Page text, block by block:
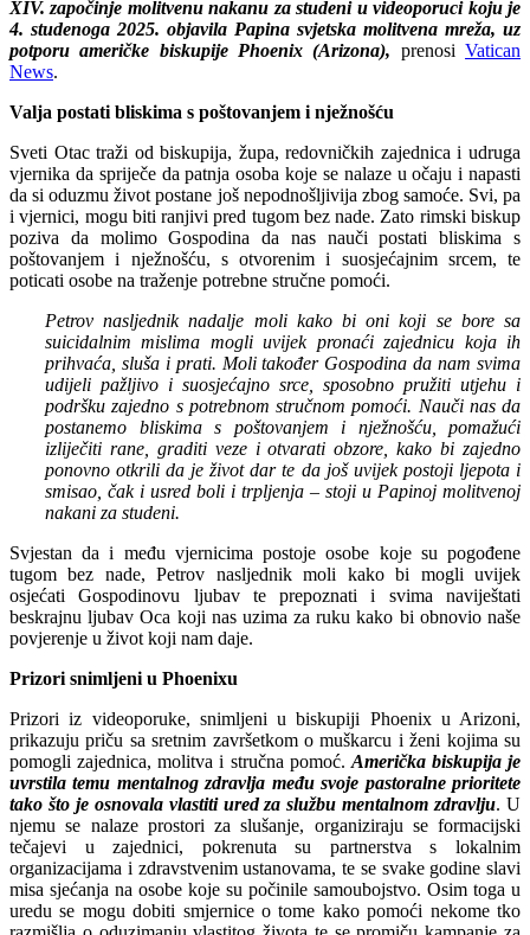
XIV. započinje molitvenu nakanu za studeni u videoporuci koju je
4. studenoga 2025. objavila Papina svjetska molitvena mreža, uz
potporu američke biskupije Phoenix (Arizona), prenosiVatican
News.
Valja postati bliskima s poštovanjem i nježnošću
Sveti Otac traži od biskupija, župa, redovničkih zajednica i udruga
vjernika da spriječe da patnja osoba koje se nalaze u očaju i napasti
da si oduzmu život postane još nepodnošljivija zbog samoće. Svi, pa
i vjernici, mogu biti ranjivi pred tugom bez nade. Zato rimski biskup
poziva da molimo Gospodina da nas nauči postati bliskima s
poštovanjem i nježnošću, s otvorenim i suosjećajnim srcem, te
poticati osobe na traženje potrebne stručne pomoći.
Petrov nasljednik nadalje moli kako bi oni koji se bore sa
suicidalnim mislima mogli uvijek pronaći zajednicu koja ih
prihvaća, sluša i prati. Moli također Gospodina da nam svima
udijeli pažljivo i suosjećajno srce, sposobno pružiti utjehu i
podršku zajedno s potrebnom stručnom pomoći. Nauči nas da
postanemo bliskima s poštovanjem i nježnošću, pomažući
izliječiti rane, graditi veze i otvarati obzore, kako bi zajedno
ponovno otkrili da je život dar te da još uvijek postoji ljepota i
smisao, čak i usred boli i trpljenja – stoji u Papinoj molitvenoj
nakani za studeni.
Svjestan da i među vjernicima postoje osobe koje su pogođene
tugom bez nade, Petrov nasljednik moli kako bi mogli uvijek
osjećati Gospodinovu ljubav te prepoznati i svima naviještati
beskrajnu ljubav Oca koji nas uzima za ruku kako bi obnovio naše
povjerenje u život koji nam daje.
Prizori snimljeni u Phoenixu
Prizori iz videoporuke, snimljeni u biskupiji Phoenix u Arizoni,
prikazuju priču sa sretnim završetkom o muškarcu i ženi kojima su
pomogli zajednica, molitva i stručna pomoć. Američka biskupija je
uvrstila temu mentalnog zdravlja među svoje pastoralne prioritete
tako što je osnovala vlastiti ured za službu mentalnom zdravlju. U
njemu se nalaze prostori za slušanje, organiziraju se formacijski
tečajevi u zajednici, pokrenuta su partnerstva s lokalnim
organizacijama i zdravstvenim ustanovama, te se svake godine slavi
misa sjećanja na osobe koje su počinile samoubojstvo. Osim toga u
uredu se mogu dobiti smjernice o tome kako pomoći nekome tko